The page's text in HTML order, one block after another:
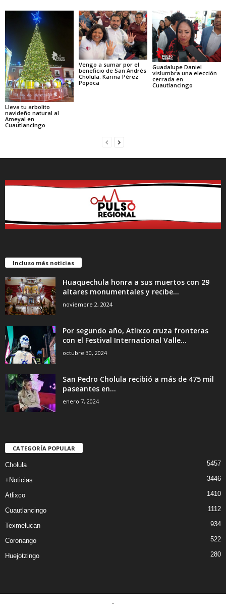
Lleva tu arbolito
navideño natural al
Ameyal en
Cuautlancingo
Vengo a sumar por el
beneficio de San Andrés
Cholula: Karina Pérez
Popoca
Guadalupe Daniel
vislumbra una elección
cerrada en
Cuautlancingo
Incluso más noticias
Huaquechula honra a sus muertos con 29
altares monumentales y recibe...
noviembre 2, 2024
Por segundo año, Atlixco cruza fronteras
con el Festival Internacional Valle...
octubre 30, 2024
San Pedro Cholula recibió a más de 475 mil
paseantes en...
enero 7, 2024
CATEGORÍA POPULAR
Cholula 5457
+Noticias 3446
Atlixco 1410
Cuautlancingo 1112
Texmelucan 934
Coronango 522
Huejotzingo 280